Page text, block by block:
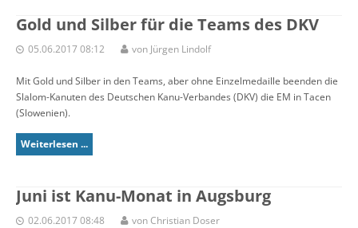
Gold und Silber für die Teams des DKV
05.06.2017 08:12 von Jürgen Lindolf
Mit Gold und Silber in den Teams, aber ohne Einzelmedaille beenden die
Slalom-Kanuten des Deutschen Kanu-Verbandes (DKV) die EM in Tacen
(Slowenien).
Weiterlesen ...
Juni ist Kanu-Monat in Augsburg
02.06.2017 08:48 von Christian Doser